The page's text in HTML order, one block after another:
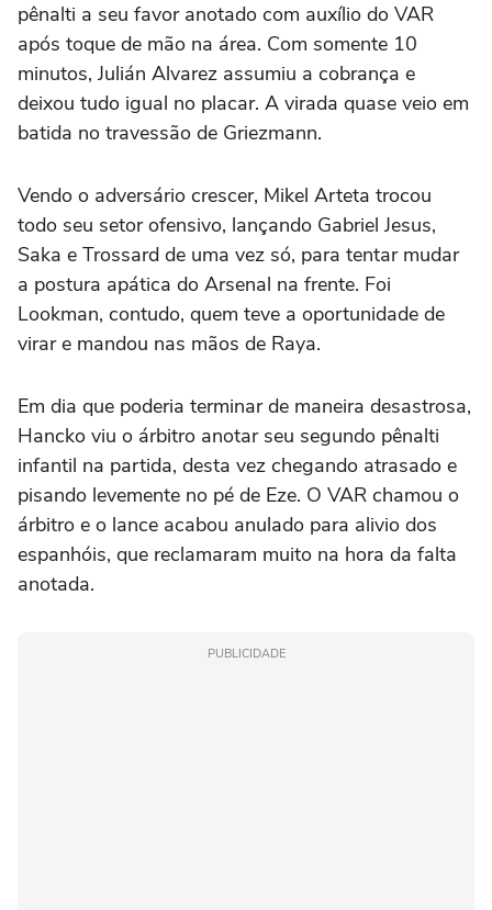
pênalti a seu favor anotado com auxílio do VAR
após toque de mão na área. Com somente 10
minutos, Julián Alvarez assumiu a cobrança e
deixou tudo igual no placar. A virada quase veio em
batida no travessão de Griezmann.
Vendo o adversário crescer, Mikel Arteta trocou
todo seu setor ofensivo, lançando Gabriel Jesus,
Saka e Trossard de uma vez só, para tentar mudar
a postura apática do Arsenal na frente. Foi
Lookman, contudo, quem teve a oportunidade de
virar e mandou nas mãos de Raya.
Em dia que poderia terminar de maneira desastrosa,
Hancko viu o árbitro anotar seu segundo pênalti
infantil na partida, desta vez chegando atrasado e
pisando levemente no pé de Eze. O VAR chamou o
árbitro e o lance acabou anulado para alivio dos
espanhóis, que reclamaram muito na hora da falta
anotada.
PUBLICIDADE